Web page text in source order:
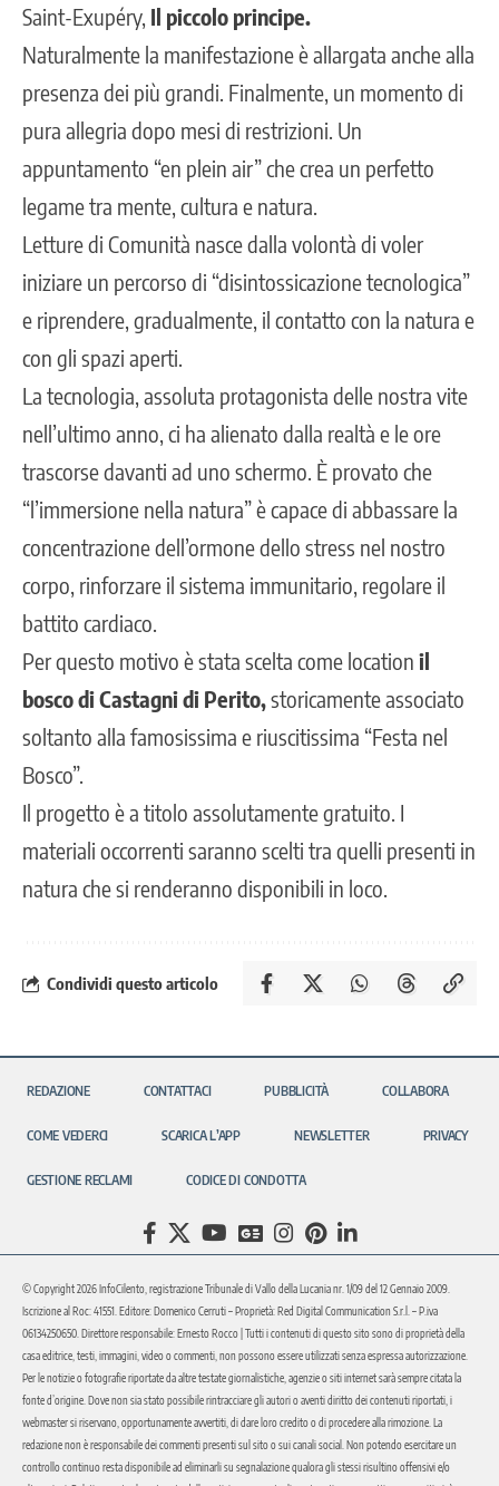
Saint-Exupéry, Il piccolo principe.
Naturalmente la manifestazione è allargata anche alla
presenza dei più grandi. Finalmente, un momento di
pura allegria dopo mesi di restrizioni. Un
appuntamento “en plein air” che crea un perfetto
legame tra mente, cultura e natura.
Letture di Comunità nasce dalla volontà di voler
iniziare un percorso di “disintossicazione tecnologica”
e riprendere, gradualmente, il contatto con la natura e
con gli spazi aperti.
La tecnologia, assoluta protagonista delle nostra vite
nell’ultimo anno, ci ha alienato dalla realtà e le ore
trascorse davanti ad uno schermo. È provato che
“l’immersione nella natura” è capace di abbassare la
concentrazione dell’ormone dello stress nel nostro
corpo, rinforzare il sistema immunitario, regolare il
battito cardiaco.
Per questo motivo è stata scelta come location il
bosco di Castagni di Perito,storicamente associato
soltanto alla famosissima e riuscitissima “Festa nel
Bosco”.
Il progetto è a titolo assolutamente gratuito. I
materiali occorrenti saranno scelti tra quelli presenti in
natura che si renderanno disponibili in loco.
Condividi questo articolo
REDAZIONE CONTATTACI PUBBLICITÀ COLLABORA
COME VEDERCI SCARICA L’APP NEWSLETTER PRIVACY
GESTIONE RECLAMI CODICE DI CONDOTTA
© Copyright 2026 InfoCilento, registrazione Tribunale di Vallo della Lucania nr. 1/09 del 12 Gennaio 2009.
Iscrizione al Roc: 41551. Editore: Domenico Cerruti – Proprietà: Red Digital Communication S.r.l. – P.iva
06134250650. Direttore responsabile: Ernesto Rocco | Tutti i contenuti di questo sito sono di proprietà della
casa editrice, testi, immagini, video o commenti, non possono essere utilizzati senza espressa autorizzazione.
Per le notizie o fotografie riportate da altre testate giornalistiche, agenzie o siti internet sarà sempre citata la
fonte d’origine. Dove non sia stato possibile rintracciare gli autori o aventi diritto dei contenuti riportati, i
webmaster si riservano, opportunamente avvertiti, di dare loro credito o di procedere alla rimozione. La
redazione non è responsabile dei commenti presenti sul sito o sui canali social. Non potendo esercitare un
controllo continuo resta disponibile ad eliminarli su segnalazione qualora gli stessi risultino offensivi e/o